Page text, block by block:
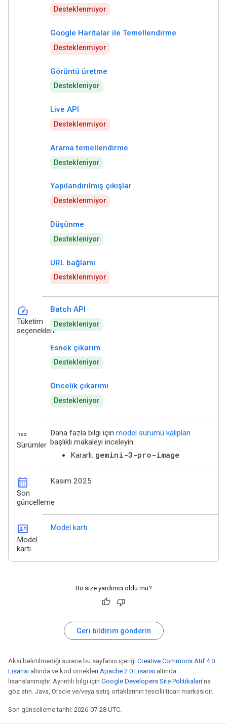
Desteklenmiyor
Google Haritalar ile Temellendirme
Desteklenmiyor
Görüntü üretme
Destekleniyor
Live API
Desteklenmiyor
Arama temellendirme
Destekleniyor
Yapılandırılmış çıkışlar
Desteklenmiyor
Düşünme
Destekleniyor
URL bağlamı
Desteklenmiyor
speed
Tüketim
seçenekleri
Batch API
Destekleniyor
Esnek çıkarım
Destekleniyor
Öncelik çıkarımı
Destekleniyor
123
Sürümler
Daha fazla bilgi için model sürümü kalıpları
başlıklı makaleyi inceleyin.
Kararlı: gemini-3-pro-image
calendar_month
Son
güncelleme
Kasım 2025
id_card
Model
kartı
Model kartı
Bu size yardımcı oldu mu?
Geri bildirim gönderin
Aksi belirtilmediği sürece bu sayfanın içeriği Creative Commons Atıf 4.0
Lisansı altında ve kod örnekleri Apache 2.0 Lisansı altında
lisanslanmıştır. Ayrıntılı bilgi için Google Developers Site Politikaları'na
göz atın. Java, Oracle ve/veya satış ortaklarının tescilli ticari markasıdır.
Son güncelleme tarihi: 2026-07-28 UTC.